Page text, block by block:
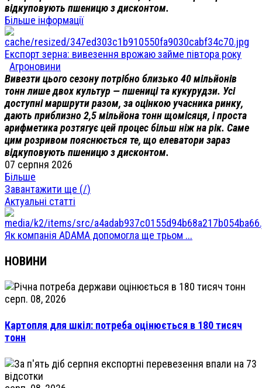
відкуповують пшеницю з дисконтом.
Більше інформації
Експорт зерна: вивезення врожаю займе півтора року
Агроновини
Вивезти цього сезону потрібно близько 40 мільйонів
тонн лише двох культур — пшениці та кукурудзи. Усі
доступні маршрути разом, за оцінкою учасника ринку,
дають приблизно 2,5 мільйона тонн щомісяця, і проста
арифметика розтягує цей процес більш ніж на рік. Саме
цим розривом пояснюється те, що елеватори зараз
відкуповують пшеницю з дисконтом.
07 серпня 2026
Більше
Завантажити ще (/)
Актуальні статті
Як компанія ADAMA допомогла ще трьом ...
НОВИНИ
серп. 08, 2026
Картопля для шкіл: потреба оцінюється в 180 тисяч
тонн